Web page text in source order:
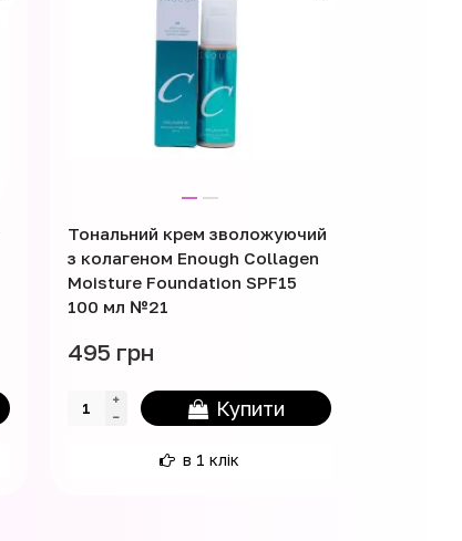
Тональний крем зволожуючий
з колагеном Enough Collagen
Moisture Foundation SPF15
100 мл №21
495 грн
Купити
в 1 клік